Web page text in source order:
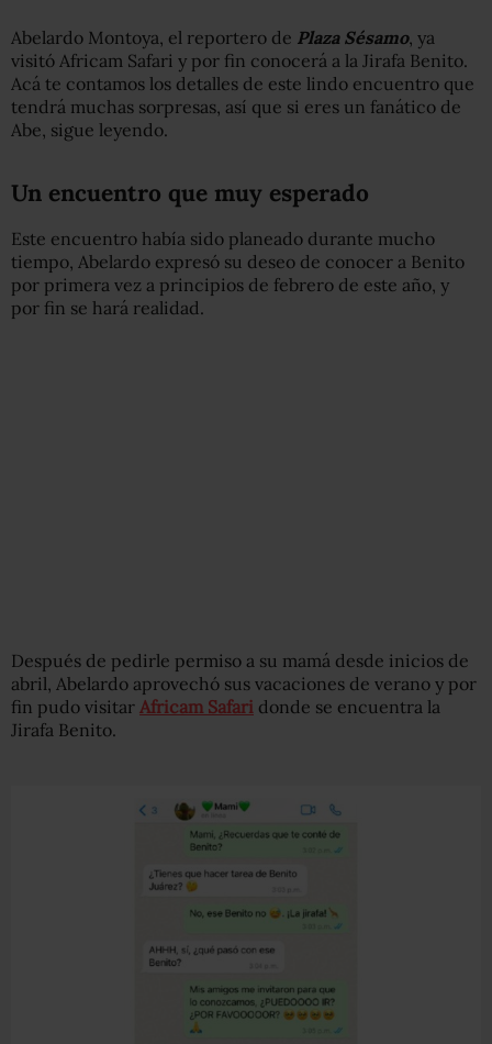
Abelardo Montoya, el reportero de Plaza Sésamo, ya
visitó Africam Safari y por fin conocerá a la Jirafa Benito.
Acá te contamos los detalles de este lindo encuentro que
tendrá muchas sorpresas, así que si eres un fanático de
Abe, sigue leyendo.
Un encuentro que muy esperado
Este encuentro había sido planeado durante mucho
tiempo, Abelardo expresó su deseo de conocer a Benito
por primera vez a principios de febrero de este año, y
por fin se hará realidad.
Después de pedirle permiso a su mamá desde inicios de
abril, Abelardo aprovechó sus vacaciones de verano y por
fin pudo visitar Africam Safari donde se encuentra la
Jirafa Benito.